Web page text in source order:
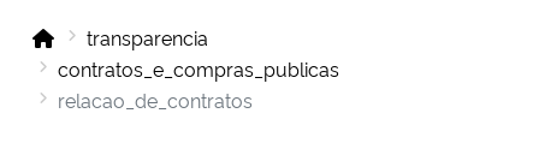
transparencia
contratos_e_compras_publicas
relacao_de_contratos